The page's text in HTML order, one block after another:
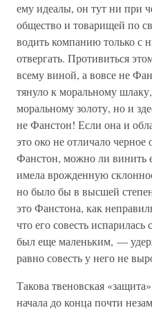
ему идеалы, он тут ни при
общество и товарищей по
водить компанию только с
отвергать. Противиться
всему виной, а вовсе не
тянуло к моральному
моральному золоту, но и
не Фанстон! Если она и
это око не отличало черное
Фанстон, можно ли винить
имела врожденную
но было бы в высшей
это Фанстона, как
что его совесть испарилась
был еще маленьким, —
равно совесть у него не
Такова твеновская
начала до конца почти